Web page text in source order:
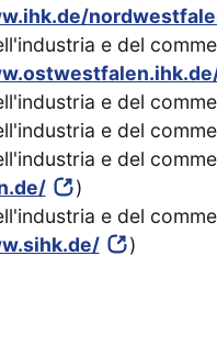
e del
e del
e del
e del
)
e del
)